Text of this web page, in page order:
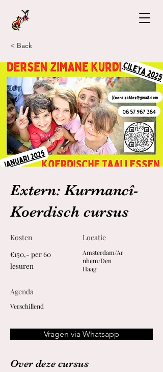
< Back
Extern: Kurmancî-
Koerdisch cursus
Kosten
€150,- per 60
lesuren
Locatie
Amsterdam/Ar
nhem/Den
Haag
Agenda
Verschillend
Vragen via Whatsapp
Over deze cursus